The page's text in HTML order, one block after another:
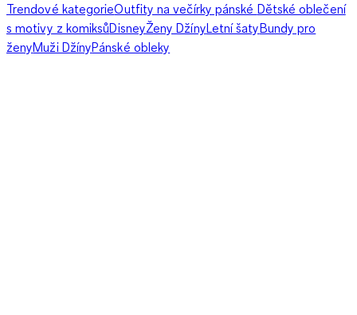
Trendové kategorieOutfity na večírky pánské Dětské oblečení
s motivy z komiksůDisneyŽeny DžínyLetní šatyBundy pro
ženyMuži DžínyPánské obleky